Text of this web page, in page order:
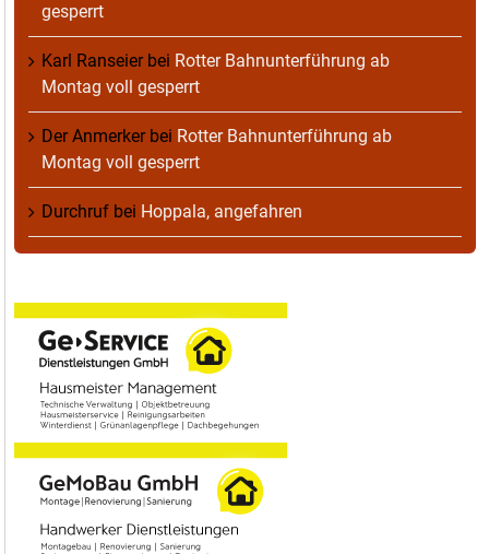
gesperrt
Karl Ranseierbei Rotter Bahnunterführung ab
Montag voll gesperrt
Der Anmerkerbei Rotter Bahnunterführung ab
Montag voll gesperrt
Durchruf bei Hoppala, angefahren